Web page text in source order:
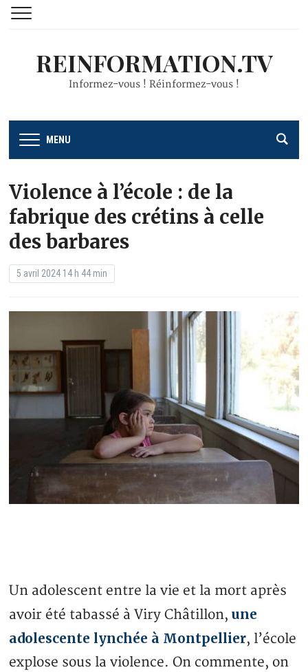
REINFORMATION.TV
Informez-vous ! Réinformez-vous !
MENU
Violence à l’école : de la
fabrique des crétins à celle
des barbares
5 avril 2024 14 h 44 min
Un adolescent entre la vie et la mort après
avoir été tabassé à Viry Châtillon,une
adolescente lynchée à Montpellier, l’école
explose sous la violence. On commente, on